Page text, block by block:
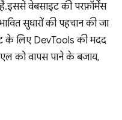
वेबसाइट की परफ़ॉर्मेंस
सुधारों की पहचान की जा
के लिए DevTools की मदद
को वापस पाने के बजाय,